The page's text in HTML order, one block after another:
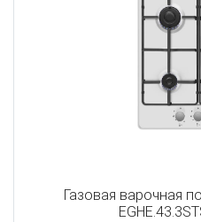
Газовая варочная